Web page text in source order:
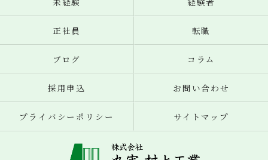
正社員 転職
ブログ コラム
採用申込 お問い合わせ
プライバシーポリシー サイトマップ